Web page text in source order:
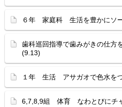
６年 家庭科 生活を豊かにソ
歯科巡回指導で歯みがきの仕方
(9.13)
１年 生活 アサガオで色水を
6,7,8,9組 体育 なわとびにチ